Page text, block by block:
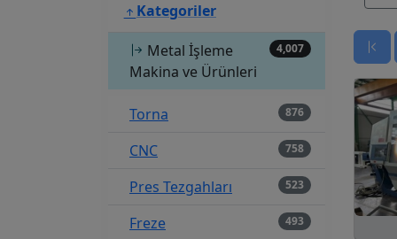
Kategoriler
Metal İşleme
Makina ve Ürünleri
4,007
Torna 876
CNC 758
Pres Tezgahları 523
Freze 493